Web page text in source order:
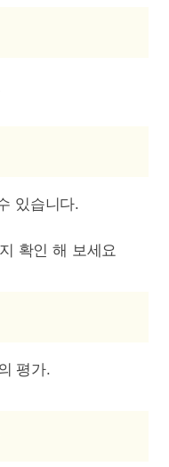
있습니다.
확인 해 보세요
평가.